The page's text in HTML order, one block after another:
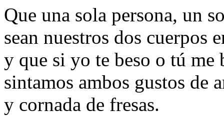
Que una sola persona, un
sean nuestros dos cuerpos
y que si yo te beso o tú me
sintamos ambos gustos de
y cornada de fresas.